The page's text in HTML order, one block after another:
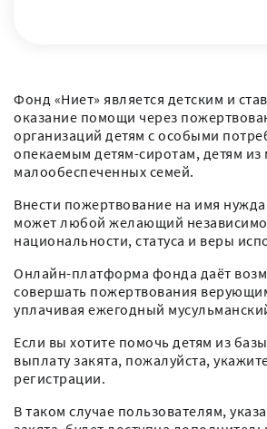
Фонд «Ниет» является детским и
оказание помощи через
организаций детям с особыми
опекаемым детям-сиротам, детям из
малообеспеченных семей.
Внести пожертвование на имя
может любой желающий
национальности, статуса и веры
Онлайн-платформа фонда даёт
совершать пожертвования
уплачивая ежегодный
Если вы хотите помочь детям из
выплату закята, пожалуйста,
регистрации.
В таком случае пользователям,